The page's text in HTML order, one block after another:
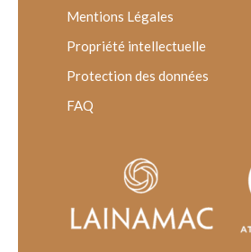
Mentions Légales
Propriété intellectuelle
Protection des données
FAQ